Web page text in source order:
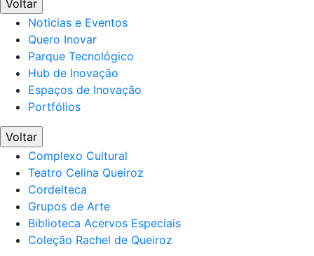
Voltar
Noticias e Eventos
Quero Inovar
Parque Tecnológico
Hub de Inovação
Espaços de Inovação
Portfólios
Voltar
Complexo Cultural
Teatro Celina Queiroz
Cordelteca
Grupos de Arte
Biblioteca Acervos Especiais
Coleção Rachel de Queiroz